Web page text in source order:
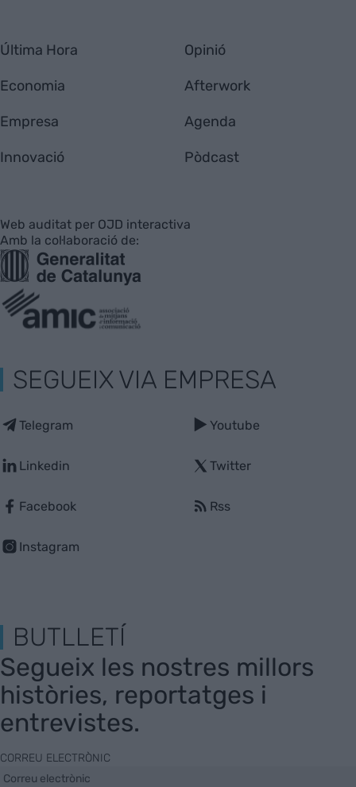
Última Hora
Economia
Empresa
Innovació
Opinió
Afterwork
Agenda
Pòdcast
Web auditat per OJD interactiva
Amb la col·laboració de:
SEGUEIX VIA EMPRESA
Telegram
Linkedin
Facebook
Instagram
Youtube
Twitter
Rss
BUTLLETÍ
Segueix les nostres millors
històries, reportatges i
entrevistes.
CORREU ELECTRÒNIC